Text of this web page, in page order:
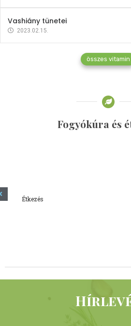
Vashiány tünetei
2023.02.15.
összes vitamin
Fogyókúra és
Étkezés